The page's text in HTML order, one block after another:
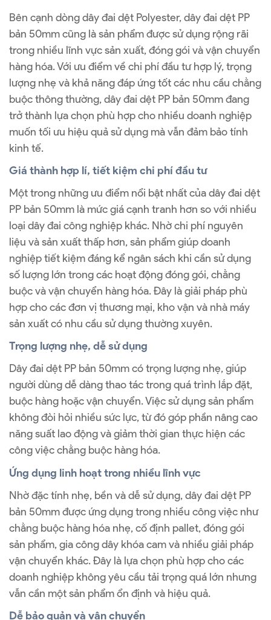
Bên cạnh dòng dây đai dệt Polyester, dây đai dệt PP
bản 50mm cũng là sản phẩm được sử dụng rộng rãi
trong nhiều lĩnh vực sản xuất, đóng gói và vận chuyển
hàng hóa. Với ưu điểm về chi phí đầu tư hợp lý, trọng
lượng nhẹ và khả năng đáp ứng tốt các nhu cầu chằng
buộc thông thường, dây đai dệt PP bản 50mm đang
trở thành lựa chọn phù hợp cho nhiều doanh nghiệp
muốn tối ưu hiệu quả sử dụng mà vẫn đảm bảo tính
kinh tế.
Giá thành hợp lí, tiết kiệm chi phí đầu tư
Một trong những ưu điểm nổi bật nhất của dây đai dệt
PP bản 50mm là mức giá cạnh tranh hơn so với nhiều
loại dây đai công nghiệp khác. Nhờ chi phí nguyên
liệu và sản xuất thấp hơn, sản phẩm giúp doanh
nghiệp tiết kiệm đáng kể ngân sách khi cần sử dụng
số lượng lớn trong các hoạt động đóng gói, chằng
buộc và vận chuyển hàng hóa. Đây là giải pháp phù
hợp cho các đơn vị thương mại, kho vận và nhà máy
sản xuất có nhu cầu sử dụng thường xuyên.
Trọng lượng nhẹ, dễ sử dụng
Dây đai dệt PP bản 50mm có trọng lượng nhẹ, giúp
người dùng dễ dàng thao tác trong quá trình lắp đặt,
buộc hàng hoặc vận chuyển. Việc sử dụng sản phẩm
không đòi hỏi nhiều sức lực, từ đó góp phần nâng cao
năng suất lao động và giảm thời gian thực hiện các
công việc chằng buộc hàng hóa.
Ứng dụng linh hoạt trong nhiều lĩnh vực
Nhờ đặc tính nhẹ, bền và dễ sử dụng, dây đai dệt PP
bản 50mm được ứng dụng trong nhiều công việc như
chằng buộc hàng hóa nhẹ, cố định pallet, đóng gói
sản phẩm, gia công dây khóa cam và nhiều giải pháp
vận chuyển khác. Đây là lựa chọn phù hợp cho các
doanh nghiệp không yêu cầu tải trọng quá lớn nhưng
vẫn cần một sản phẩm ổn định và hiệu quả.
Dễ bảo quản và vận chuyển